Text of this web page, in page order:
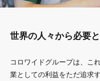
世界の人々から必要
コロワイドグループは、こ
業としての利益をただ追求